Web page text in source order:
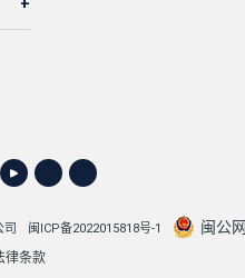
司 闽ICP备2022015818号-1 闽公
律条款